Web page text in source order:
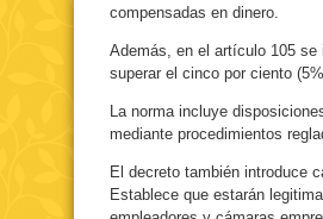
compensadas en dinero.
Además, en el artículo 105 se
superar el cinco por ciento
La norma incluye
mediante procedimientos
El decreto también introduce
Establece que estarán